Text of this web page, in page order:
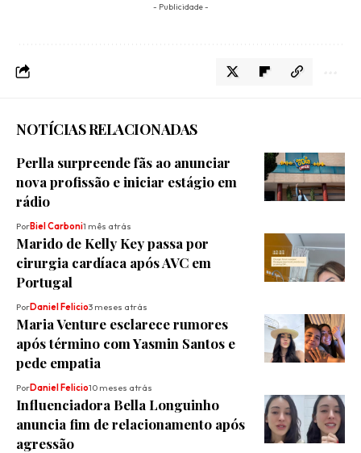
- Publicidade -
NOTÍCIAS RELACIONADAS
Perlla surpreende fãs ao anunciar
nova profissão e iniciar estágio em
rádio
PorBiel Carboni1 mês atrás
Marido de Kelly Key passa por
cirurgia cardíaca após AVC em
Portugal
PorDaniel Felicio3 meses atrás
Maria Venture esclarece rumores
após término com Yasmin Santos e
pede empatia
PorDaniel Felicio10 meses atrás
Influenciadora Bella Longuinho
anuncia fim de relacionamento após
agressão